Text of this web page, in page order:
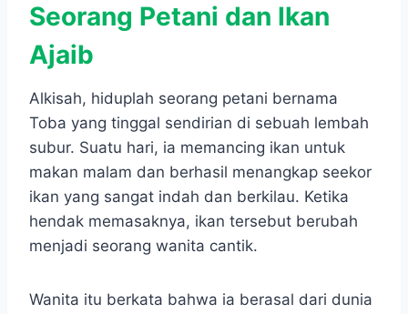
Seorang Petani dan Ikan
Ajaib
Alkisah, hiduplah seorang petani bernama
Toba yang tinggal sendirian di sebuah lembah
subur. Suatu hari, ia memancing ikan untuk
makan malam dan berhasil menangkap seekor
ikan yang sangat indah dan berkilau. Ketika
hendak memasaknya, ikan tersebut berubah
menjadi seorang wanita cantik.
Wanita itu berkata bahwa ia berasal dari dunia